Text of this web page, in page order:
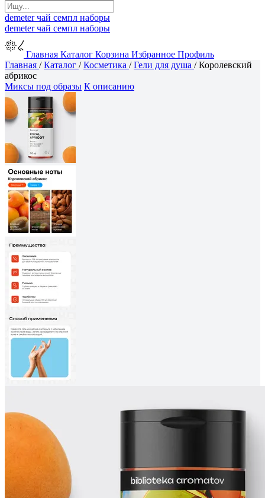
demeterчай семпл наборы
demeterчай семпл наборы
Главная Каталог Корзина Избранное Профиль
Главная /Каталог /Косметика /Гели для душа /Королевский
абрикос
Миксы под образы К описанию